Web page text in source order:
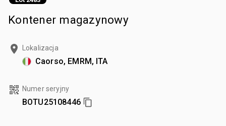
Kontener magazynowy
Lokalizacja
Caorso, EMRM, ITA
Numer seryjny
BOTU25108446